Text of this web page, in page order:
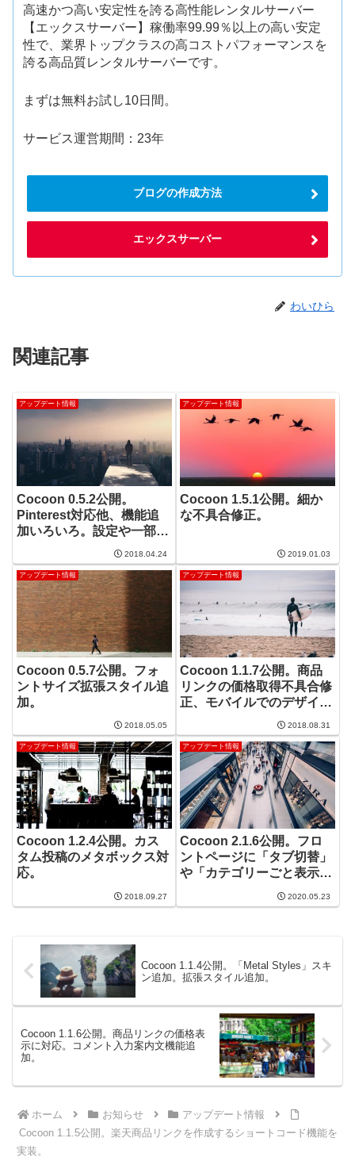
高速かつ高い安定性を誇る高性能レンタルサーバー
【エックスサーバー】稼働率99.99％以上の高い安定
性で、業界トップクラスの高コストパフォーマンスを
誇る高品質レンタルサーバーです。
まずは無料お試し10日間。
サービス運営期間：23年
ブログの作成方法
エックスサーバー
わいひら
関連記事
アップデート情報
Cocoon 0.5.2公開。
Pinterest対応他、機能追
加いろいろ。設定や一部コ
ンテンツに影響する不具合
があったのでアップデート
推奨。
2018.04.24
アップデート情報
Cocoon 1.5.1公開。細か
な不具合修正。
2019.01.03
アップデート情報
Cocoon 0.5.7公開。フォ
ントサイズ拡張スタイル追
加。
2018.05.05
アップデート情報
Cocoon 1.1.7公開。商品
リンクの価格取得不具合修
正、モバイルでのデザイン
2018.08.31
アップデート情報
Cocoon 1.2.4公開。カス
タム投稿のメタボックス対
応。
2018.09.27
アップデート情報
Cocoon 2.1.6公開。フロ
ントページに「タブ切替」
や「カテゴリーごと表示」
2020.05.23
Cocoon 1.1.4公開。「Metal Styles」スキ
ン追加。拡張スタイル追加。
Cocoon 1.1.6公開。商品リンクの価格表
示に対応。コメント入力案内文機能追
加。
ホーム お知らせ
アップデート情報
Cocoon 1.1.5公開。楽天商品リンクを作成するショートコード機能を
実装。